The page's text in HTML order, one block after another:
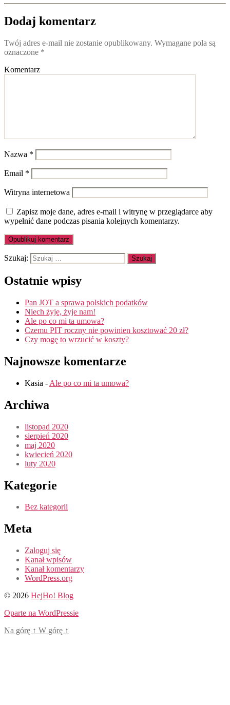
Dodaj komentarz
Twój adres e-mail nie zostanie opublikowany. Wymagane pola są
oznaczone *
Komentarz
Nazwa *
Email *
Witryna internetowa
Zapisz moje dane, adres e-mail i witrynę w przeglądarce aby
wypełnić dane podczas pisania kolejnych komentarzy.
Szukaj:
Ostatnie wpisy
Pan JOT a sprawa polskich podatków
Niech żyje, żyje nam!
Ale po co mi ta umowa?
Czemu PIT roczny nie powinien kosztować 20 zł?
Czy mogę to wrzucić w koszty?
Najnowsze komentarze
Kasia - Ale po co mi ta umowa?
Archiwa
listopad 2020
sierpień 2020
maj 2020
kwiecień 2020
luty 2020
Kategorie
Bez kategorii
Meta
Zaloguj się
Kanał wpisów
Kanał komentarzy
WordPress.org
© 2026 HejHo! Blog
Oparte na WordPressie
Na górę ↑ W górę ↑